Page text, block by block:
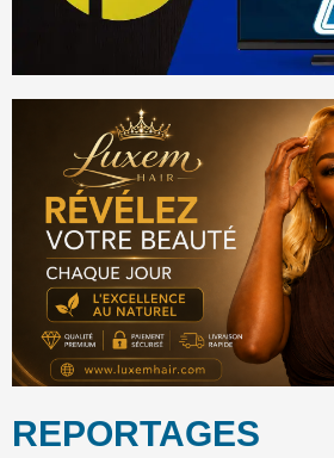
REPORTAGES